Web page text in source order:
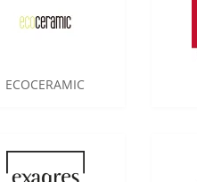
ECOCERAMIC